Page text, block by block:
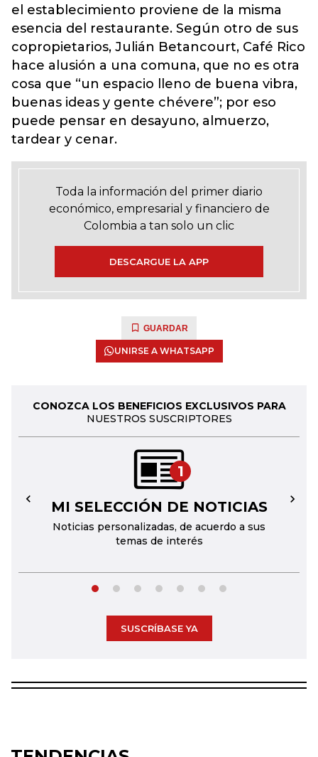
el establecimiento proviene de la misma
esencia del restaurante. Según otro de sus
copropietarios, Julián Betancourt, Café Rico
hace alusión a una comuna, que no es otra
cosa que “un espacio lleno de buena vibra,
buenas ideas y gente chévere”; por eso
puede pensar en desayuno, almuerzo,
tardear y cenar.
Toda la información del primer diario
económico, empresarial y financiero de
Colombia a tan solo un clic
DESCARGUE LA APP
GUARDAR
UNIRSE A WHATSAPP
CONOZCA LOS BENEFICIOS EXCLUSIVOS PARA
NUESTROS SUSCRIPTORES
1
MI SELECCIÓN DE NOTICIAS
Noticias personalizadas, de acuerdo a sus
temas de interés
← →
SUSCRÍBASE YA